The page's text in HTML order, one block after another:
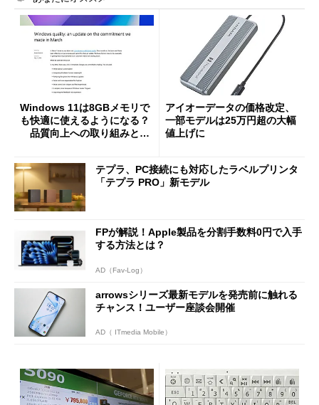
Windows 11は8GBメモリで
も快適に使えるようになる？
品質向上への取り組みと
アイオーデータの価格改定、
一部モデルは25万円超の大幅
値上げに
テプラ、PC接続にも対応したラベルプリンタ
「テプラ PRO」新モデル
FPが解説！Apple製品を分割手数料0円で入手
する方法とは？
AD（Fav-Log）
arrowsシリーズ最新モデルを発売前に触れる
チャンス！ユーザー座談会開催
AD（ ITmedia Mobile）